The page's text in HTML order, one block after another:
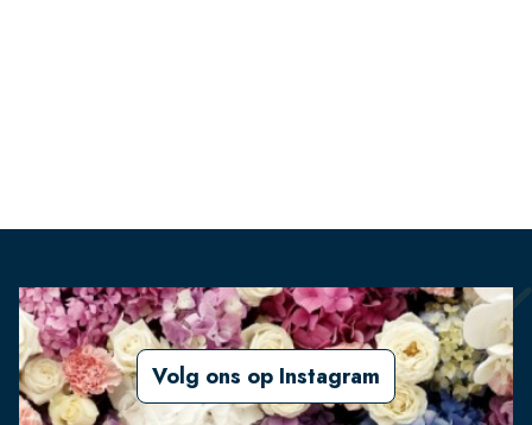
Volg ons op Instagram